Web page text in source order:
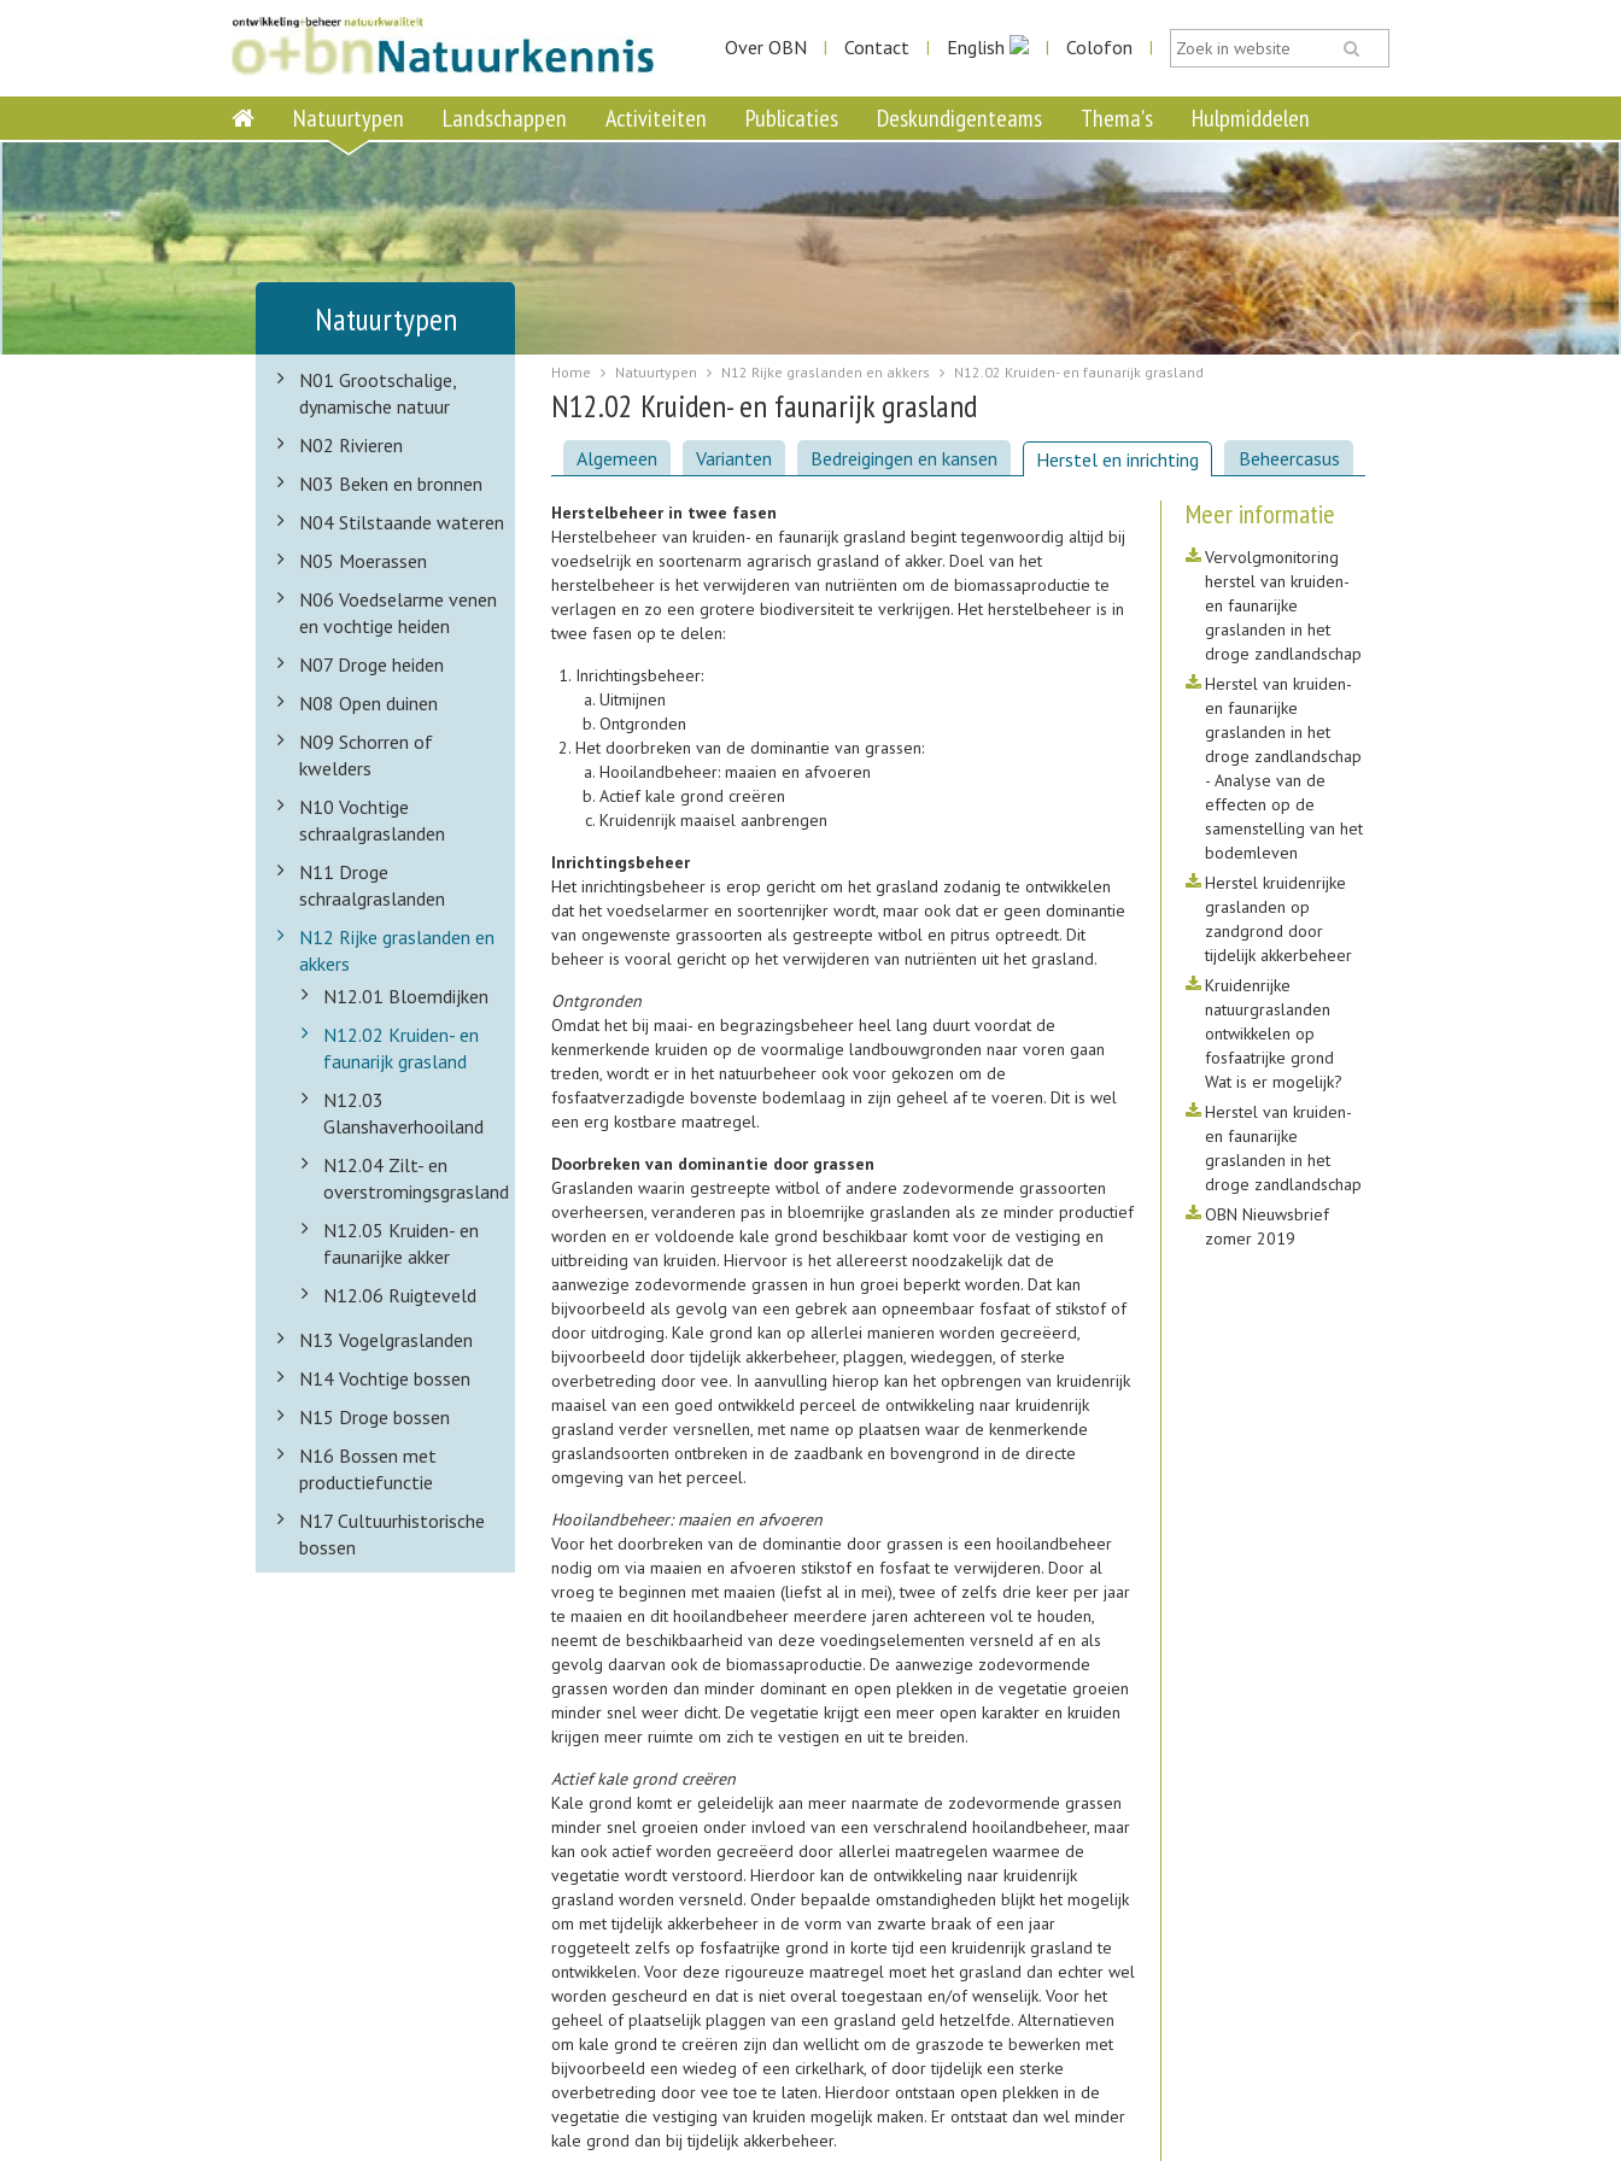
Over OBN | Contact | English | Colofon |
Natuurtypen Landschappen Activiteiten Publicaties Deskundigenteams Thema's Hulpmiddelen
Natuurtypen
N01 Grootschalige,
dynamische natuur
N02 Rivieren
N03 Beken en bronnen
N04 Stilstaande wateren
N05 Moerassen
N06 Voedselarme venen
en vochtige heiden
N07 Droge heiden
N08 Open duinen
N09 Schorren of
kwelders
N10 Vochtige
schraalgraslanden
N11 Droge
schraalgraslanden
N12 Rijke graslanden en
akkers
N12.01 Bloemdijken
N12.02 Kruiden- en
faunarijk grasland
N12.03
Glanshaverhooiland
N12.04 Zilt- en
overstromingsgrasland
N12.05 Kruiden- en
faunarijke akker
N12.06 Ruigteveld
N13 Vogelgraslanden
N14 Vochtige bossen
N15 Droge bossen
N16 Bossen met
productiefunctie
N17 Cultuurhistorische
bossen
Home Natuurtypen N12 Rijke graslanden en akkers N12.02 Kruiden- en faunarijk grasland
N12.02 Kruiden- en faunarijk grasland
Algemeen Varianten Bedreigingen en kansen Herstel en inrichting Beheercasus
Herstelbeheer in twee fasen
Herstelbeheer van kruiden- en faunarijk grasland begint tegenwoordig altijd bij
voedselrijk en soortenarm agrarisch grasland of akker. Doel van het
herstelbeheer is het verwijderen van nutriënten om de biomassaproductie te
verlagen en zo een grotere biodiversiteit te verkrijgen. Het herstelbeheer is in
twee fasen op te delen:
Inrichtingsbeheer:
Uitmijnen
Ontgronden
Het doorbreken van de dominantie van grassen:
Hooilandbeheer: maaien en afvoeren
Actief kale grond creëren
Kruidenrijk maaisel aanbrengen
Inrichtingsbeheer
Het inrichtingsbeheer is erop gericht om het grasland zodanig te ontwikkelen
dat het voedselarmer en soortenrijker wordt, maar ook dat er geen dominantie
van ongewenste grassoorten als gestreepte witbol en pitrus optreedt. Dit
beheer is vooral gericht op het verwijderen van nutriënten uit het grasland.
Ontgronden
Omdat het bij maai- en begrazingsbeheer heel lang duurt voordat de
kenmerkende kruiden op de voormalige landbouwgronden naar voren gaan
treden, wordt er in het natuurbeheer ook voor gekozen om de
fosfaatverzadigde bovenste bodemlaag in zijn geheel af te voeren. Dit is wel
een erg kostbare maatregel.
Doorbreken van dominantie door grassen
Graslanden waarin gestreepte witbol of andere zodevormende grassoorten
overheersen, veranderen pas in bloemrijke graslanden als ze minder productief
worden en er voldoende kale grond beschikbaar komt voor de vestiging en
uitbreiding van kruiden. Hiervoor is het allereerst noodzakelijk dat de
aanwezige zodevormende grassen in hun groei beperkt worden. Dat kan
bijvoorbeeld als gevolg van een gebrek aan opneembaar fosfaat of stikstof of
door uitdroging. Kale grond kan op allerlei manieren worden gecreëerd,
bijvoorbeeld door tijdelijk akkerbeheer, plaggen, wiedeggen, of sterke
overbetreding door vee. In aanvulling hierop kan het opbrengen van kruidenrijk
maaisel van een goed ontwikkeld perceel de ontwikkeling naar kruidenrijk
grasland verder versnellen, met name op plaatsen waar de kenmerkende
graslandsoorten ontbreken in de zaadbank en bovengrond in de directe
omgeving van het perceel.
Hooilandbeheer: maaien en afvoeren
Voor het doorbreken van de dominantie door grassen is een hooilandbeheer
nodig om via maaien en afvoeren stikstof en fosfaat te verwijderen. Door al
vroeg te beginnen met maaien (liefst al in mei), twee of zelfs drie keer per jaar
te maaien en dit hooilandbeheer meerdere jaren achtereen vol te houden,
neemt de beschikbaarheid van deze voedingselementen versneld af en als
gevolg daarvan ook de biomassaproductie. De aanwezige zodevormende
grassen worden dan minder dominant en open plekken in de vegetatie groeien
minder snel weer dicht. De vegetatie krijgt een meer open karakter en kruiden
krijgen meer ruimte om zich te vestigen en uit te breiden.
Actief kale grond creëren
Kale grond komt er geleidelijk aan meer naarmate de zodevormende grassen
minder snel groeien onder invloed van een verschralend hooilandbeheer, maar
kan ook actief worden gecreëerd door allerlei maatregelen waarmee de
vegetatie wordt verstoord. Hierdoor kan de ontwikkeling naar kruidenrijk
grasland worden versneld. Onder bepaalde omstandigheden blijkt het mogelijk
om met tijdelijk akkerbeheer in de vorm van zwarte braak of een jaar
roggeteelt zelfs op fosfaatrijke grond in korte tijd een kruidenrijk grasland te
ontwikkelen. Voor deze rigoureuze maatregel moet het grasland dan echter wel
worden gescheurd en dat is niet overal toegestaan en/of wenselijk. Voor het
geheel of plaatselijk plaggen van een grasland geld hetzelfde. Alternatieven
om kale grond te creëren zijn dan wellicht om de graszode te bewerken met
bijvoorbeeld een wiedeg of een cirkelhark, of door tijdelijk een sterke
overbetreding door vee toe te laten. Hierdoor ontstaan open plekken in de
vegetatie die vestiging van kruiden mogelijk maken. Er ontstaat dan wel minder
kale grond dan bij tijdelijk akkerbeheer.
Meer informatie
Vervolgmonitoring
herstel van kruiden-
en faunarijke
graslanden in het
droge zandlandschap
Herstel van kruiden-
en faunarijke
graslanden in het
droge zandlandschap
- Analyse van de
effecten op de
samenstelling van het
bodemleven
Herstel kruidenrijke
graslanden op
zandgrond door
tijdelijk akkerbeheer
Kruidenrijke
natuurgraslanden
ontwikkelen op
fosfaatrijke grond
Wat is er mogelijk?
Herstel van kruiden-
en faunarijke
graslanden in het
droge zandlandschap
OBN Nieuwsbrief
zomer 2019